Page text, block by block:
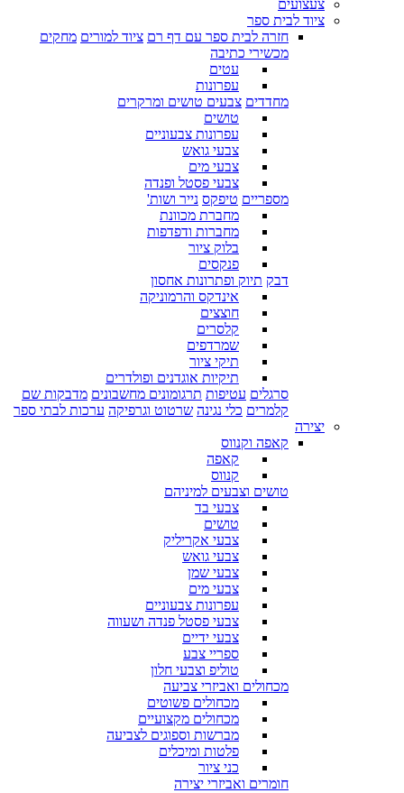
צעצועים
ציוד לבית ספר
חזרה לבית ספר עם דף רם ציוד למורים מחקים
מכשירי כתיבה
עטים
עפרונות
מחדדים צבעים טושים ומרקרים
טושים
עפרונות צבעוניים
צבעי גואש
צבעי מים
צבעי פסטל ופנדה
מספריים טיפקס נייר ושות'
מחברת מכוונת
מחברות ודפדפות
בלוק ציור
פנקסים
דבק תיוק ופתרונות אחסון
אינדקס והרמוניקה
חוצצים
קלסרים
שמרדפים
תיקי ציור
תיקיות אוגדנים ופולדרים
סרגלים עטיפות תרגומונים מחשבונים מדבקות שם
קלמרים כלי נגינה שרטוט וגרפיקה ערכות לבתי ספר
יצירה
קאפה וקנווס
קאפה
קנווס
טושים וצבעים למיניהם
צבעי בד
טושים
צבעי אקריליק
צבעי גואש
צבעי שמן
צבעי מים
עפרונות צבעוניים
צבעי פסטל פנדה ושעווה
צבעי ידיים
ספריי צבע
טוליפ וצבעי חלון
מכחולים ואביזרי צביעה
מכחולים פשוטים
מכחולים מקצועיים
מברשות וספוגים לצביעה
פלטות ומיכלים
כני ציור
חומרים ואביזרי יצירה